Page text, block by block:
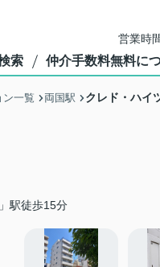
営業時
索 仲介手数料無料に
ン一覧 両国駅 クレド・ハイ
駅徒歩15分